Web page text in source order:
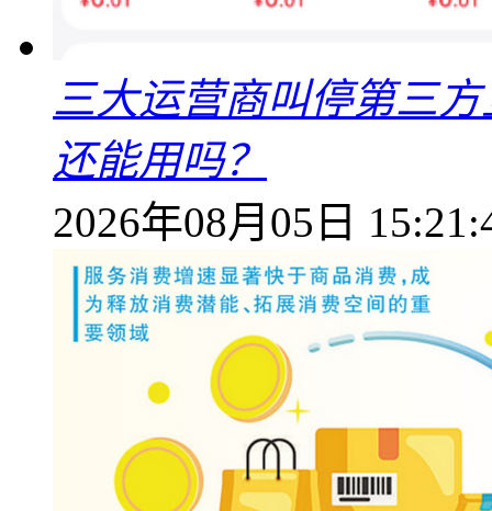
三大运营商叫停第三
还能用吗？
2026年08月05日